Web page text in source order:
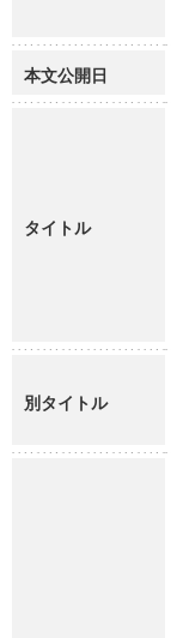
本文公開日
タイトル
別タイトル